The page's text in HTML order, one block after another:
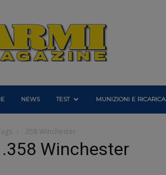
NEWS TEST MUNIZIONI E RICARICA
.358 Winchester
.358 Winchester